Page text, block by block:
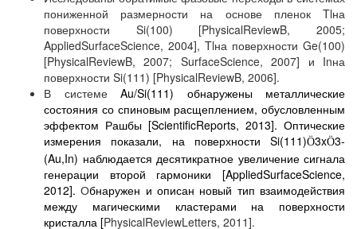
пониженной размерности на основе пленок Tlна
поверхности Si(100) [PhysicalReviewB, 2005;
AppliedSurfaceScience, 2004], Tlна поверхности Ge(100)
[PhysicalReviewB, 2007; SurfaceScience, 2007] и Inна
поверхности Si(111) [PhysicalReviewB, 2006].
В системе Au/Si(111) обнаружены металлические
состояния со спиновым расщеплением, обусловленным
эффектом Рашбы [ScientificReports, 2013]. Оптические
измерения показали, на поверхности Si(111)Ö3xÖ3-
(Au,In) наблюдается десятикратное увеличение сигнала
генерации второй гармоники [AppliedSurfaceScience,
2012].Обнаружен и описан новый тип взаимодействия
между магическими кластерами на поверхности
кристалла [PhysicalReviewLetters, 2011].